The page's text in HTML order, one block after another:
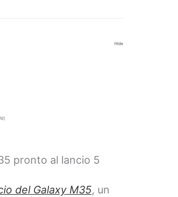
pronto al lancio 5
del Galaxy M35, un